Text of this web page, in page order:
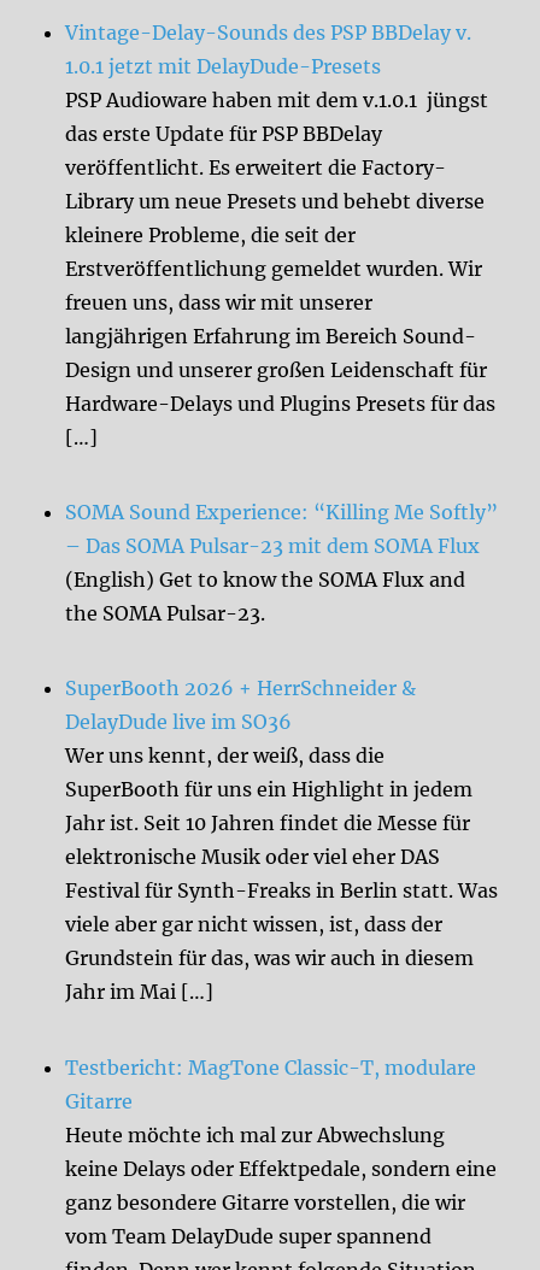
Vintage-Delay-Sounds des PSP BBDelay v.
1.0.1 jetzt mit DelayDude-Presets
PSP Audioware haben mit dem v.1.0.1 jüngst
das erste Update für PSP BBDelay
veröffentlicht. Es erweitert die Factory-
Library um neue Presets und behebt diverse
kleinere Probleme, die seit der
Erstveröffentlichung gemeldet wurden. Wir
freuen uns, dass wir mit unserer
langjährigen Erfahrung im Bereich Sound-
Design und unserer großen Leidenschaft für
Hardware-Delays und Plugins Presets für das
[…]
SOMA Sound Experience: “Killing Me Softly”
– Das SOMA Pulsar-23 mit dem SOMA Flux
(English) Get to know the SOMA Flux and
the SOMA Pulsar-23.
SuperBooth 2026 + HerrSchneider &
DelayDude live im SO36
Wer uns kennt, der weiß, dass die
SuperBooth für uns ein Highlight in jedem
Jahr ist. Seit 10 Jahren findet die Messe für
elektronische Musik oder viel eher DAS
Festival für Synth-Freaks in Berlin statt. Was
viele aber gar nicht wissen, ist, dass der
Grundstein für das, was wir auch in diesem
Jahr im Mai […]
Testbericht: MagTone Classic-T, modulare
Gitarre
Heute möchte ich mal zur Abwechslung
keine Delays oder Effektpedale, sondern eine
ganz besondere Gitarre vorstellen, die wir
vom Team DelayDude super spannend